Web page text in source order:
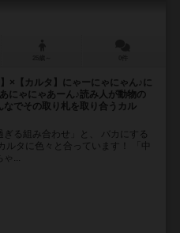
×【カルタ】にゃーにゃにゃん♪に
にゃにゃあーん♪読み人が動物の
でその取り札を取り合うカル
ぎる組み合わせ」と、 バカにする
ルタに色々と合っています！ 「中
...